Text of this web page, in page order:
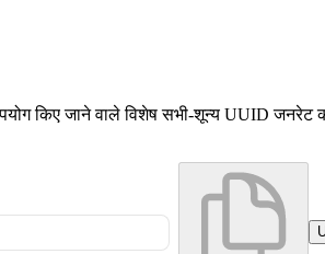
किए जाने वाले विशेष सभी-शून्य UUID जनरेट